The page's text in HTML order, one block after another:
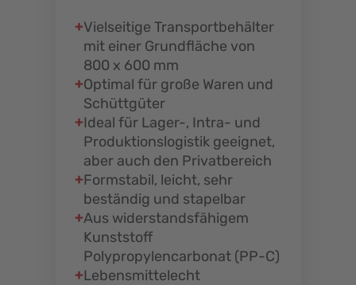
Vielseitige Transportbehälter
mit einer Grundfläche von
800 x 600 mm
Optimal für große Waren und
Schüttgüter
Ideal für Lager-, Intra- und
Produktionslogistik geeignet,
aber auch den Privatbereich
Formstabil, leicht, sehr
beständig und stapelbar
Aus widerstandsfähigem
Kunststoff
Polypropylencarbonat (PP-C)
Lebensmittelecht